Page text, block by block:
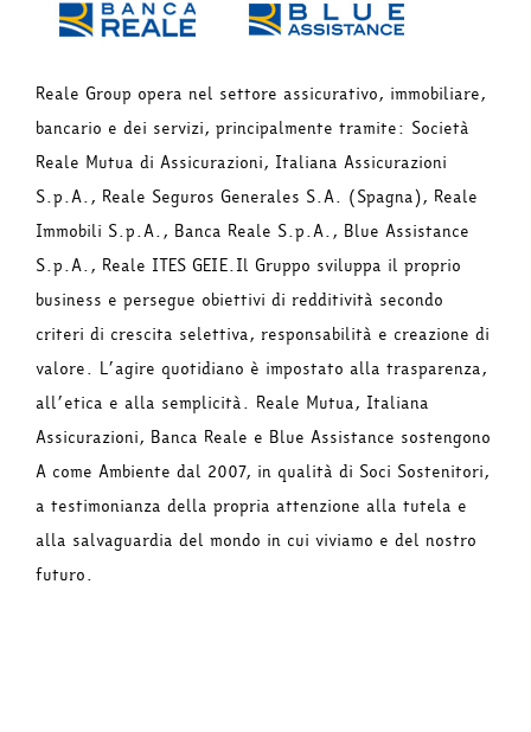
Reale Group opera nel settore assicurativo, immobiliare,
bancario e dei servizi, principalmente tramite: Società
Reale Mutua di Assicurazioni, Italiana Assicurazioni
S.p.A., Reale Seguros Generales S.A. (Spagna), Reale
Immobili S.p.A., Banca Reale S.p.A., Blue Assistance
S.p.A., Reale ITES GEIE.Il Gruppo sviluppa il proprio
business e persegue obiettivi di redditività secondo
criteri di crescita selettiva, responsabilità e creazione di
valore. L’agire quotidiano è impostato alla trasparenza,
all’etica e alla semplicità. Reale Mutua, Italiana
Assicurazioni, Banca Reale e Blue Assistance sostengono
A come Ambiente dal 2007, in qualità di Soci Sostenitori,
a testimonianza della propria attenzione alla tutela e
alla salvaguardia del mondo in cui viviamo e del nostro
futuro.